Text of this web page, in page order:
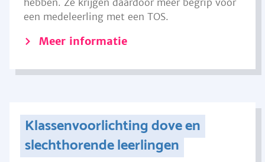
hebben. Ze krijgen daardoor meer begrip voor
een medeleerling met een TOS.
Meer informatie
Klassenvoorlichting dove en
slechthorende leerlingen